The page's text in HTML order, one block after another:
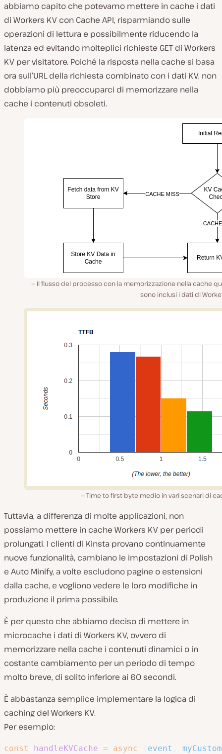
abbiamo capito che potevamo mettere in cache i dati
di Workers KV con Cache API, risparmiando sulle
operazioni di lettura e possibilmente riducendo la
latenza ed evitando molteplici richieste GET di Workers
KV per visitatore. Poiché la risposta nella cache si basa
ora sull’URL della richiesta combinato con i dati KV, non
dobbiamo più preoccuparci di memorizzare nella
cache i contenuti obsoleti.
Il flusso del processo con la memorizzazione nella cache
sono inclusi i dati di
Time to first byte medio in vari scenari di
Tuttavia, a differenza di molte applicazioni, non
possiamo mettere in cache Workers KV per periodi
prolungati. I clienti di Kinsta provano continuamente
nuove funzionalità, cambiano le impostazioni di Polish
e Auto Minify, a volte escludono pagine o estensioni
dalla cache, e vogliono vedere le loro modifiche in
produzione il prima possibile.
È per questo che abbiamo deciso di mettere in
microcache i dati di Workers KV, ovvero di
memorizzare nella cache i contenuti dinamici o in
costante cambiamento per un periodo di tempo
molto breve, di solito inferiore ai 60 secondi.
È abbastanza semplice implementare la logica di
caching del Workers KV.
Per esempio:
const handleKVCache = async event